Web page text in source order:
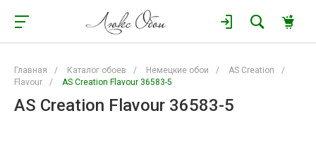
Главная / Каталог обоев / Немецкие обои / AS Creation
/
Flavour
/ AS Creation Flavour 36583-5
AS Creation Flavour 36583-5